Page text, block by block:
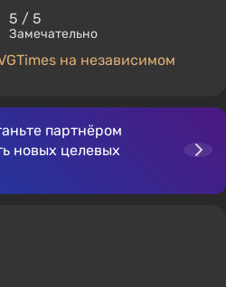
5 / 5
Замечательно
на независимом
партнёром
новых целевых